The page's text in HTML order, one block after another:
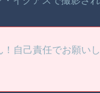
自己責任でお願い